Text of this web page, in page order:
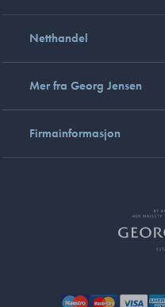
Netthandel
Mer fra Georg Jensen
Firmainformasjon